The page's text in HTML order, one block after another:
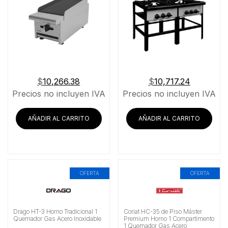
$10,266.38
Precios no incluyen IVA
AÑADIR AL CARRITO
$10,717.24
Precios no incluyen IVA
AÑADIR AL CARRITO
OFERTA
Drago HT-3 Horno Tradicional 1
Quemador Gas Acero Inoxidable
OFERTA
Coriat HC-35 de Piso Máster
Premium Horno 1 Compartimento
1 Quemador Gas Acero